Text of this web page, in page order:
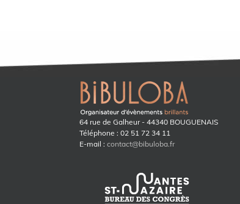
64 rue de Galheur - 44340 BOUGUENAIS
Téléphone : 02 51 72 34 11
E-mail : contact@bibuloba.fr